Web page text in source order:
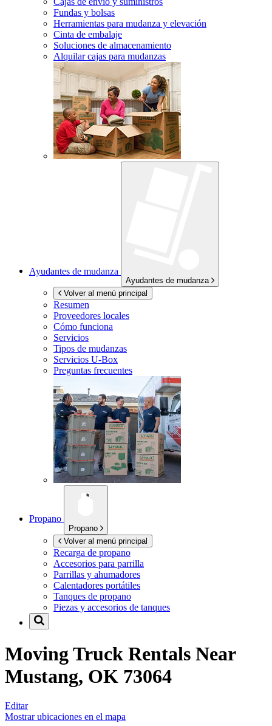
Fundas y bolsas
Herramientas para mudanza y elevación
Cinta de embalaje
Soluciones de almacenamiento
Alquilar cajas para mudanzas
Ayudantes de mudanza
Ayudantes de mudanza
Volver al menú principal
Resumen
Proveedores locales
Cómo funciona
Servicios
Tipos de mudanzas
Servicios U-Box
Preguntas frecuentes
Propano
Propano
Volver al menú principal
Recarga de propano
Accesorios para parrilla
Parrillas y ahumadores
Calentadores portátiles
Tanques de propano
Piezas y accesorios de tanques
Moving Truck Rentals Near
Mustang, OK 73064
Editar
Mostrar ubicaciones en el mapa